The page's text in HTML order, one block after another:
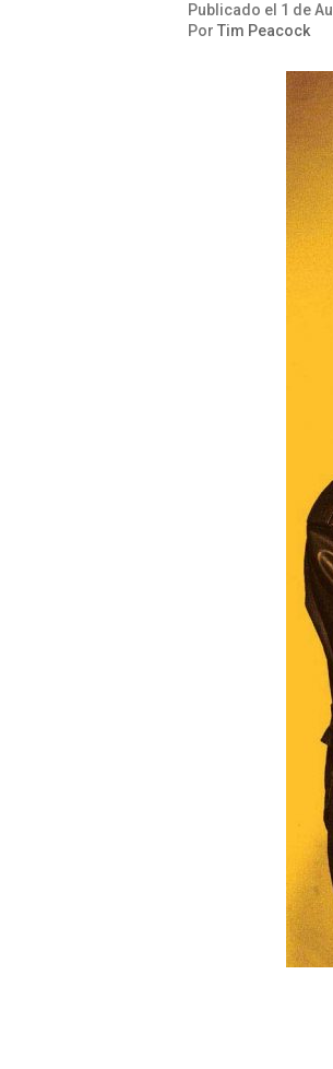
Publicado el 1 de
Por Tim Peacock